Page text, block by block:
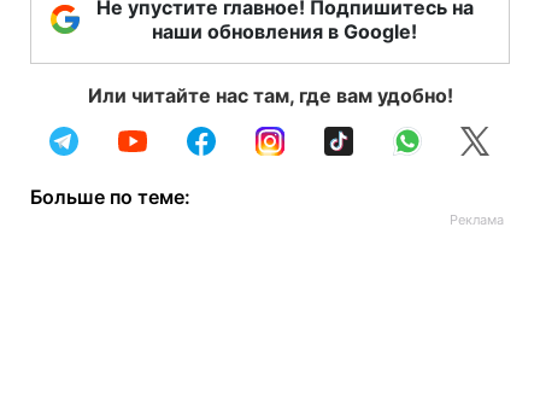
Не упустите главное! Подпишитесь на
наши обновления в Google!
Или читайте нас там, где вам удобно!
Больше по теме: